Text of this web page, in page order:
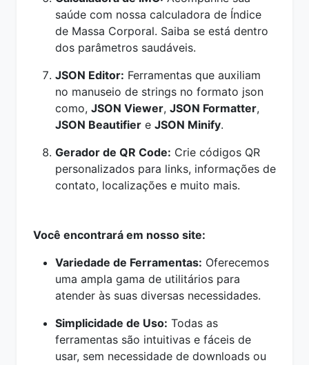
saúde com nossa calculadora de Índice
de Massa Corporal. Saiba se está dentro
dos parâmetros saudáveis.
JSON Editor: Ferramentas que auxiliam
no manuseio de strings no formato json
como, JSON Viewer, JSON Formatter,
JSON Beautifier e JSON Minify.
Gerador de QR Code: Crie códigos QR
personalizados para links, informações de
contato, localizações e muito mais.
Você encontrará em nosso site:
Variedade de Ferramentas: Oferecemos
uma ampla gama de utilitários para
atender às suas diversas necessidades.
Simplicidade de Uso: Todas as
ferramentas são intuitivas e fáceis de
usar, sem necessidade de downloads ou